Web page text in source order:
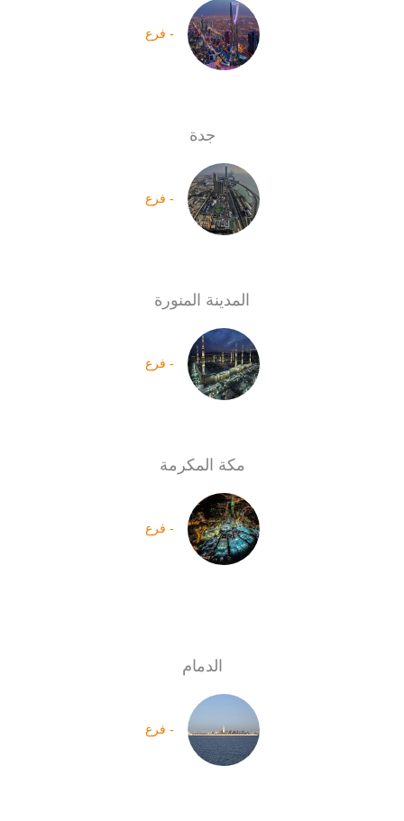
- فرع
جدة
- فرع
المدينة المنورة
- فرع
مكة المكرمة
- فرع
الدمام
- فرع